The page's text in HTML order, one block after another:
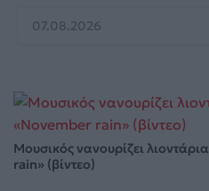
07.08.2026
Μουσικός νανουρίζει
rain» (βίντεο)